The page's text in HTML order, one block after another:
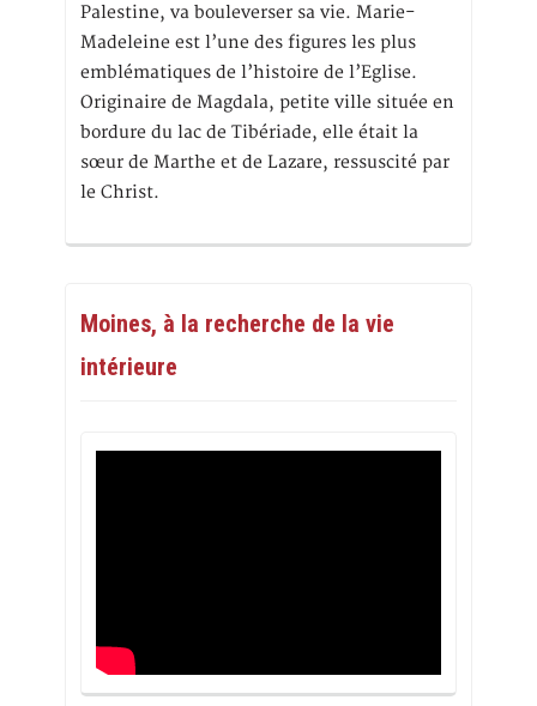
Palestine, va bouleverser sa vie. Marie-
Madeleine est l’une des figures les plus
emblématiques de l’histoire de l’Eglise.
Originaire de Magdala, petite ville située en
bordure du lac de Tibériade, elle était la
sœur de Marthe et de Lazare, ressuscité par
le Christ.
Moines, à la recherche de la vie
intérieure